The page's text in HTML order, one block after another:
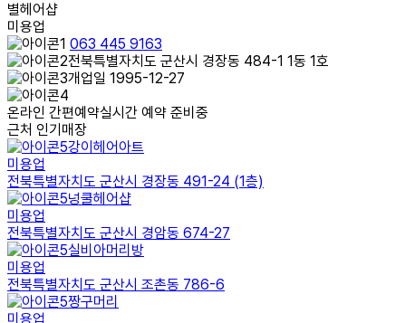
별헤어샵
미용업
063 445 9163
전북특별자치도 군산시 경장동 484-1 1동 1호
개업일 1995-12-27
온라인 간편예약실시간 예약 준비중
근처 인기매장
강이헤어아트
미용업
전북특별자치도 군산시 경장동 491-24 (1층)
넝쿨헤어샵
미용업
전북특별자치도 군산시 경암동 674-27
실비아머리방
미용업
전북특별자치도 군산시 조촌동 786-6
짱구머리
미용업